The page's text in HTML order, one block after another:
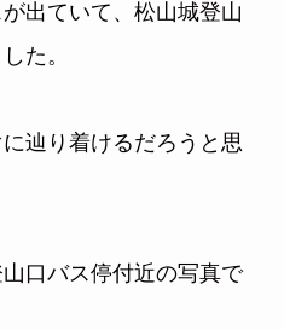
出ていて、松山城登山
た。
辿り着けるだろうと思
口バス停付近の写真で